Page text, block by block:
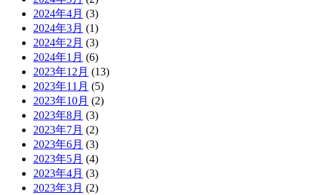
2024年4月 (3)
2024年3月 (1)
2024年2月 (3)
2024年1月 (6)
2023年12月 (13)
2023年11月 (5)
2023年10月 (2)
2023年8月 (3)
2023年7月 (2)
2023年6月 (3)
2023年5月 (4)
2023年4月 (3)
2023年3月 (2)